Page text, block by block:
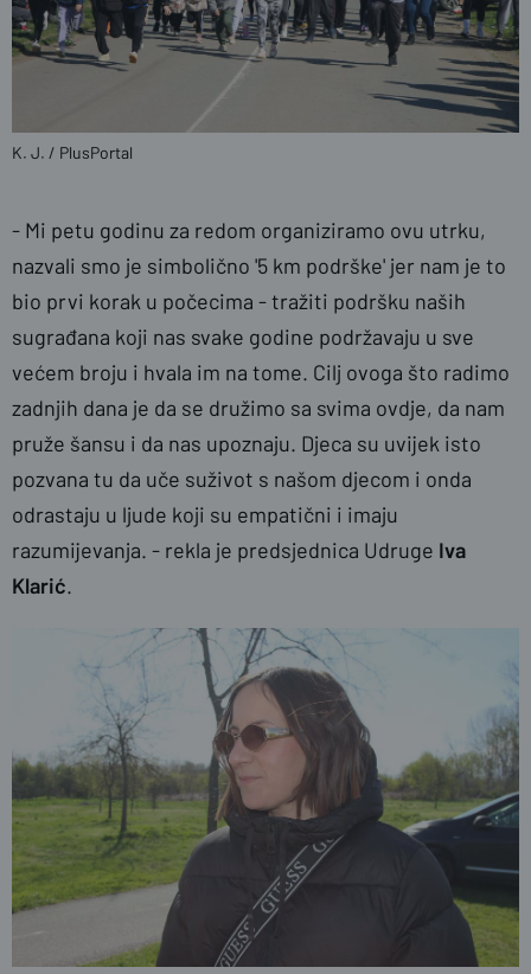
K. J. / PlusPortal
- Mi petu godinu za redom organiziramo ovu utrku,
nazvali smo je simbolično '5 km podrške' jer nam je to
bio prvi korak u počecima - tražiti podršku naših
sugrađana koji nas svake godine podržavaju u sve
većem broju i hvala im na tome. Cilj ovoga što radimo
zadnjih dana je da se družimo sa svima ovdje, da nam
pruže šansu i da nas upoznaju. Djeca su uvijek isto
pozvana tu da uče suživot s našom djecom i onda
odrastaju u ljude koji su empatični i imaju
razumijevanja. - rekla je predsjednica Udruge Iva
Klarić.